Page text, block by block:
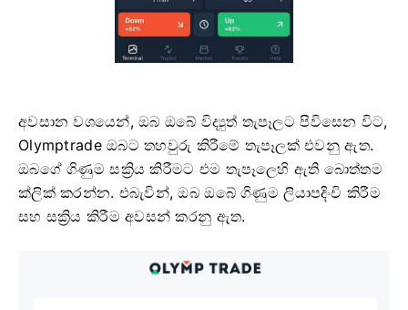
අවසාන වශයෙන්, ඔබ ඔබේ විද්‍යුත් තැපෑලට පිවිසෙන විට,
Olymptrade ඔබට තහවුරු කිරීමේ තැපෑලක් එවනු ඇත.
ඔබගේ ගිණුම සක්‍රිය කිරීමට එම තැපෑලෙහි ඇති බොත්තම
ක්ලික් කරන්න. එබැවින්, ඔබ ඔබේ ගිණුම ලියාපදිංචි කිරීම
සහ සක්‍රිය කිරීම අවසන් කරනු ඇත.